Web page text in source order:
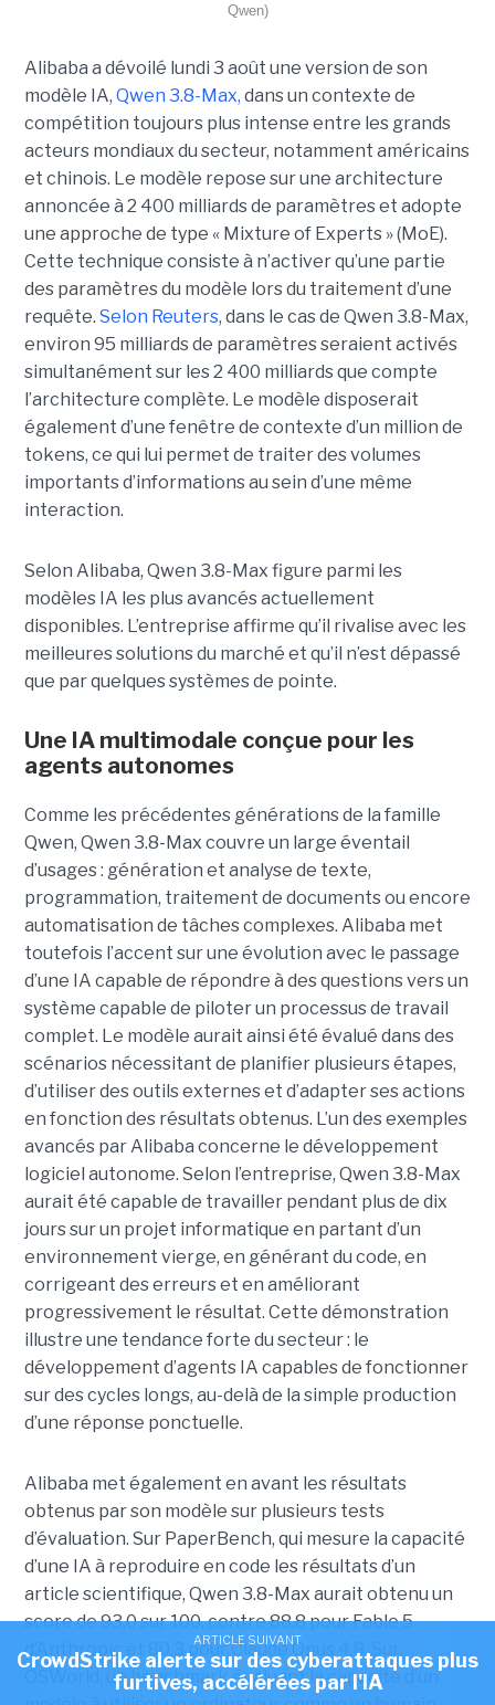
Qwen)
Alibaba a dévoilé lundi 3 août une version de son
modèle IA, Qwen 3.8-Max, dans un contexte de
compétition toujours plus intense entre les grands
acteurs mondiaux du secteur, notamment américains
et chinois. Le modèle repose sur une architecture
annoncée à 2 400 milliards de paramètres et adopte
une approche de type « Mixture of Experts » (MoE).
Cette technique consiste à n’activer qu’une partie
des paramètres du modèle lors du traitement d’une
requête. Selon Reuters, dans le cas de Qwen 3.8-Max,
environ 95 milliards de paramètres seraient activés
simultanément sur les 2 400 milliards que compte
l’architecture complète. Le modèle disposerait
également d’une fenêtre de contexte d’un million de
tokens, ce qui lui permet de traiter des volumes
importants d’informations au sein d’une même
interaction.
Selon Alibaba, Qwen 3.8-Max figure parmi les
modèles IA les plus avancés actuellement
disponibles. L’entreprise affirme qu’il rivalise avec les
meilleures solutions du marché et qu’il n’est dépassé
que par quelques systèmes de pointe.
Une IA multimodale conçue pour les
agents autonomes
Comme les précédentes générations de la famille
Qwen, Qwen 3.8-Max couvre un large éventail
d’usages : génération et analyse de texte,
programmation, traitement de documents ou encore
automatisation de tâches complexes. Alibaba met
toutefois l’accent sur une évolution avec le passage
d’une IA capable de répondre à des questions vers un
système capable de piloter un processus de travail
complet. Le modèle aurait ainsi été évalué dans des
scénarios nécessitant de planifier plusieurs étapes,
d’utiliser des outils externes et d’adapter ses actions
en fonction des résultats obtenus. L’un des exemples
avancés par Alibaba concerne le développement
logiciel autonome. Selon l’entreprise, Qwen 3.8-Max
aurait été capable de travailler pendant plus de dix
jours sur un projet informatique en partant d’un
environnement vierge, en générant du code, en
corrigeant des erreurs et en améliorant
progressivement le résultat. Cette démonstration
illustre une tendance forte du secteur : le
développement d’agents IA capables de fonctionner
sur des cycles longs, au-delà de la simple production
d’une réponse ponctuelle.
Alibaba met également en avant les résultats
obtenus par son modèle sur plusieurs tests
d’évaluation. Sur PaperBench, qui mesure la capacité
d’une IA à reproduire en code les résultats d’un
article scientifique, Qwen 3.8-Max aurait obtenu un
score de 93,0 sur 100, contre 88,8 pour Fable 5
d’Anthropic et 80,3 pour Claude Opus 4.8. Sur
OSWorld, un benchmark évaluant la capacité d’un
ARTICLE SUIVANT
CrowdStrike alerte sur des cyberattaques plus
furtives, accélérées par l'IA